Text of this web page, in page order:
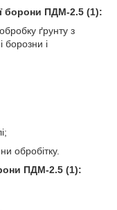
борони ПДМ-2.5 (1):
ґрунту з
борозни і
обробітку.
ПДМ-2.5 (1):